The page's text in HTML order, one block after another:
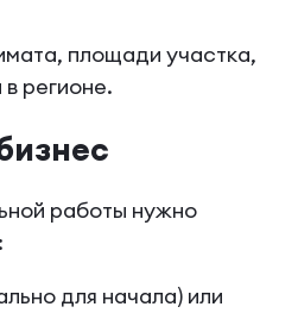
площади участка,
регионе.
работы нужно
для начала) или